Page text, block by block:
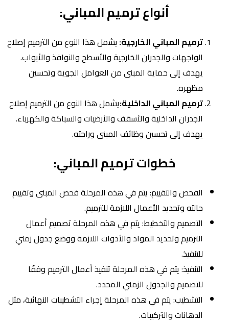
أنواع ترميم المباني:
ترميم المباني الخارجية:يشمل هذا النوع من الترميم إصلاح
الواجهات والجدران الخارجية والأسطح والنوافذ والأبواب.
يهدف إلى حماية المبنى من العوامل الجوية وتحسين
مظهره.
ترميم المباني الداخلية:يشمل هذا النوع من الترميم إصلاح
الجدران الداخلية والأسقف والأرضيات والسباكة والكهرباء.
يهدف إلى تحسين وظائف المبنى وراحته.
خطوات ترميم المباني:
الفحص والتقييم: يتم في هذه المرحلة فحص المبنى وتقييم
حالته وتحديد الأعمال اللازمة للترميم.
التصميم والتخطيط: يتم في هذه المرحلة تصميم أعمال
الترميم وتحديد المواد والأدوات اللازمة ووضع جدول زمني
للتنفيذ.
التنفيذ: يتم في هذه المرحلة تنفيذ أعمال الترميم وفقًا
للتصميم والجدول الزمني المحدد.
التشطيب: يتم في هذه المرحلة إجراء التشطيبات النهائية، مثل
الدهانات والتركيبات.